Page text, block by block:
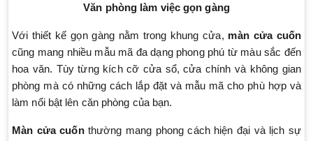
Văn phòng làm việc gọn gàng
Với thiết kế gọn gàng nằm trong khung cửa, màn cửa cuốn
cũng mang nhiều mẫu mã đa dạng phong phú từ màu sắc đến
hoa văn. Tùy từng kích cỡ cửa sổ, cửa chính và không gian
phòng mà có những cách lắp đặt và mẫu mã cho phù hợp và
làm nổi bật lên căn phòng của bạn.
Màn cửa cuốnthường mang phong cách hiện đại và lịch sự